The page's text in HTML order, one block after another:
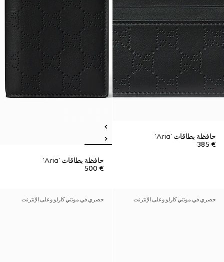
حافظة بطاقات 'Aria'
€ 385
حافظة بطاقات 'Aria'
€ 500
حصري في مونتي كارلو وعلى الإنترنت حصري في مونتي كارلو وعلى الإنترنت